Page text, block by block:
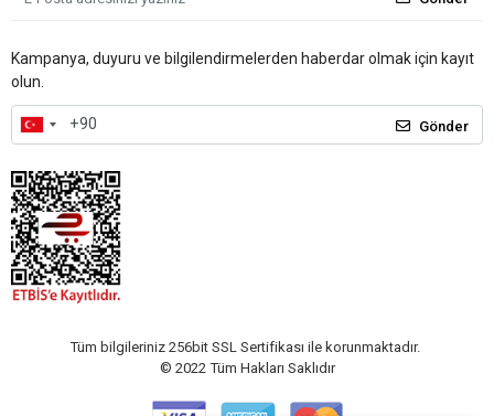
Kampanya, duyuru ve bilgilendirmelerden haberdar olmak için kayıt
olun.
Gönder
Tüm bilgileriniz 256bit SSL Sertifikası ile korunmaktadır.
© 2022 Tüm Hakları Saklıdır